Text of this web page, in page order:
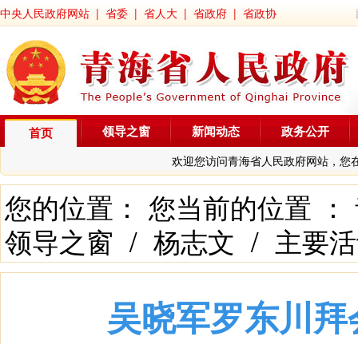
中央人民政府网站 | 省委 | 省人大 | 省政府 | 省政协
首页
欢迎您访问青海省人民政府网站，您
领导之窗 新闻动态 政务公开
您的位置： 您当前的位置 ：
领导之窗 / 杨志文 / 主要
吴晓军罗东川